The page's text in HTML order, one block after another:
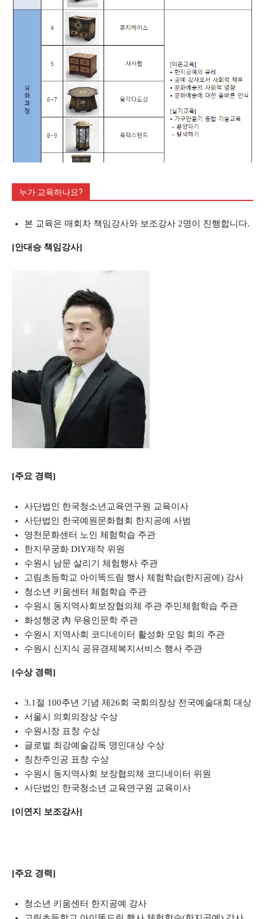
누가 교육하나요?
본 교육은 매회차 책임강사와 보조강사 2명이 진행합니다.
[안대승 책임강사]
[주요 경력]
사단법인 한국청소년교육연구원 교육이사
사단법인 한국예원문화협회 한지공예 사범
영천문화센터 노인 체험학습 주관
한지무궁화 DIY제작 위원
수원시 남문 살리기 체험행사 주관
고림초등학교 아이똑드림 행사 체험학습(한지공예) 강사
청소년 키움센터 체험학습 주관
수원시 동지역사회보장협의체 주관 주민체험학습 주관
화성행궁 內 무용인문학 주관
수원시 지역사회 코디네이터 활성화 모임 회의 주관
수원시 신지식 공유경제복지서비스 행사 주관
[수상 경력]
3.1절 100주년 기념 제26회 국회의장상 전국예술대회 대상
서울시 의회의장상 수상
수원시장 표창 수상
글로벌 최강예술감독 명인대상 수상
칭찬주인공 표창 수상
수원시 동지역사회 보장협의체 코디네이터 위원
사단법인 한국청소년 교육연구원 교육이사
[이연지 보조강사]
[주요 경력]
청소년 키움센터 한지공예 강사